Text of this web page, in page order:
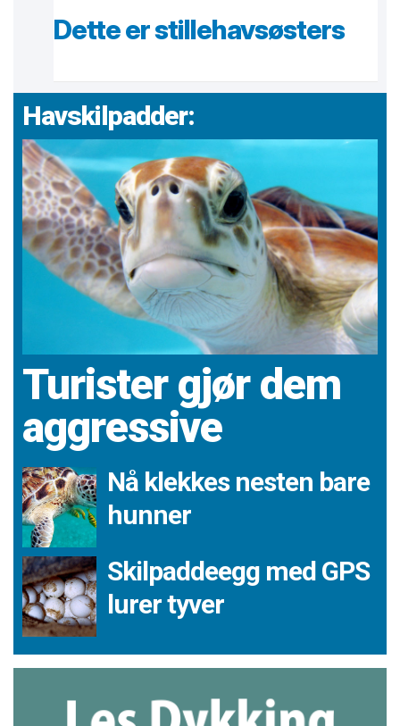
Dette er stillehavsøsters
Havskilpadder:
Turister gjør dem
aggressive
Nå klekkes nesten bare
hunner
Skilpaddeegg med GPS
lurer tyver